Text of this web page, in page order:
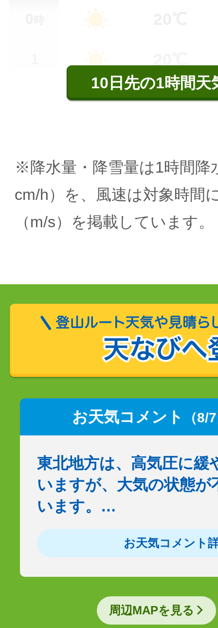
10日先の1時間天
※降水量・降雪量は1時間降
cm/h）を、風速は対象時間
（m/s）を掲載しています。
お天気コメント （8/
東北地方は、高気圧に緩
いますが、大気の状態が
います。…
お天気コメント
周辺MAPを見る